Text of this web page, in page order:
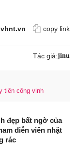
copy link
Tác giả:jinu
tiên công vinh
đẹp bất ngờ của
diễn viên nhặt
rác